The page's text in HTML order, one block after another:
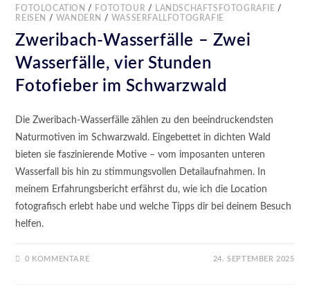
FOTOLOCATION / FOTOTOUR / LANDSCHAFTSFOTOGRAFIE /
REISEN
/ WANDERN / WASSERFALLFOTOGRAFIE
Zweribach-Wasserfälle – Zwei
Wasserfälle, vier Stunden
Fotofieber im Schwarzwald
Die Zweribach-Wasserfälle zählen zu den beeindruckendsten
Naturmotiven im Schwarzwald. Eingebettet in dichten Wald
bieten sie faszinierende Motive – vom imposanten unteren
Wasserfall bis hin zu stimmungsvollen Detailaufnahmen. In
meinem Erfahrungsbericht erfährst du, wie ich die Location
fotografisch erlebt habe und welche Tipps dir bei deinem Besuch
helfen.
0 KOMMENTARE 24. SEPTEMBER 2025